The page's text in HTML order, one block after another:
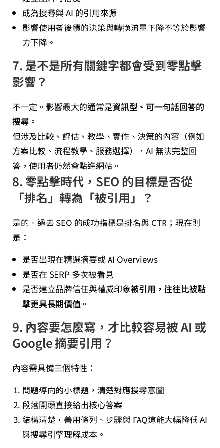
成為搜尋與 AI 的引用來源
影響使用者後續的決策與轉換流量下降不等於影響
力下降。
7. 是不是所有關鍵字都會受到零點擊
影響？
不一定。影響最大的通常是資訊型、可一句話回答的
搜尋 。
但涉及比較、評估、教學、實作、決策的內容（例如
方案比較、流程教學、服務選擇），AI 無法完整回
答，使用者仍然會點進網站。
8. 零點擊時代，SEO 的目標是否從
「排名」轉為「被引用」？
是的。過去 SEO 的成功指標是排名與 CTR；現在則
是：
是否出現在精選摘要或 AI Overviews
是否在 SERP 多次被看見
是否建立品牌信任與權威印象被引用，往往比被點
擊更具長期價值 。
9. 內容要怎麼寫，才比較容易被 AI 或
Google 摘要引用？
內容需具備三個特性：
問題導向的小標題，清楚對應搜尋意圖
段落開頭直接給出核心答案
結構清楚，善用條列、步驟與 FAQ這能大幅降低 AI
與搜尋引擎理解成本。